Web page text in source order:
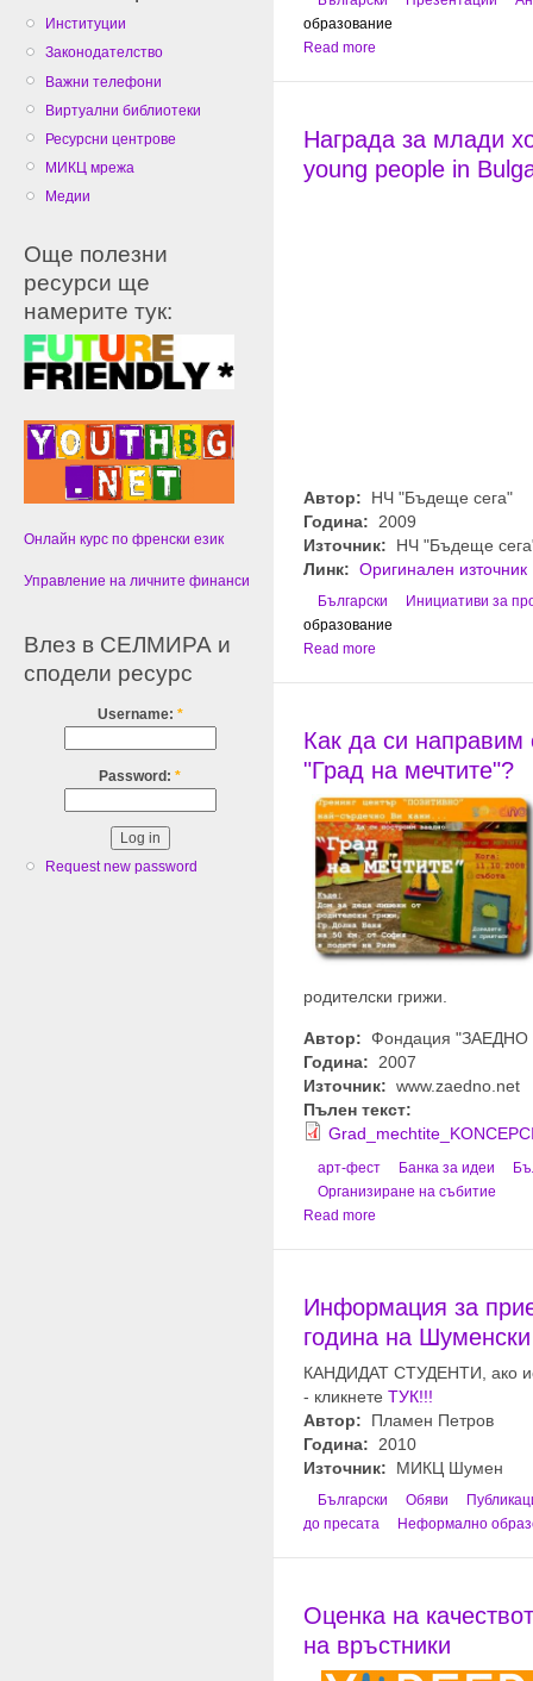
Институции
Законодателство
Важни телефони
Виртуални библиотеки
Ресурсни центрове
МИКЦ мрежа
Медии
Още полезни
ресурси ще
намерите тук:
Онлайн курс по френски език
Управление на личните финанси
Влез в СЕЛМИРА и
сподели ресурс
Username: *
Password: *
Request new password
образование
Read more
Награда за млади
young people in
Автор:
НЧ "Бъдеще сега"
Година:
2009
Източник:
НЧ "Бъдеще
Линк: Оригинален източник
Български
Инициативи за
образование
Read more
Как да си
"Град на мечтите"?
родителски грижи.
Автор: Фондация "ЗАЕДНО
Година:
2007
Източник: www.zaedno.net
Пълен текст:
арт-фест Банка за идеи
Организиране на събитие
Read more
Информация за
година на Шуменски
КАНДИДАТ СТУДЕНТИ, ако
- кликнете ТУК!!!
Автор:
Пламен Петров
Година:
2010
Източник:
МИКЦ Шумен
Български Обяви
до пресата
Неформално
Оценка на
на връстники